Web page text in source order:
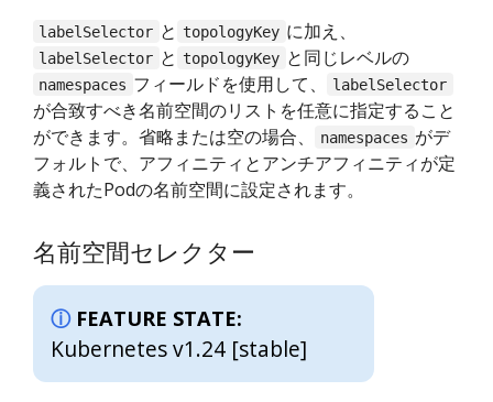
labelSelector と topologyKey に加え、
labelSelector と topologyKey と同じレベルの
namespaces フィールドを使用して、 labelSelector
が合致すべき名前空間のリストを任意に指定すること
ができます。省略または空の場合、
namespaces がデ
フォルトで、アフィニティとアンチアフィニティが定
義されたPodの名前空間に設定されます。
名前空間セレクター
FEATURE STATE:
Kubernetes v1.24 [stable]